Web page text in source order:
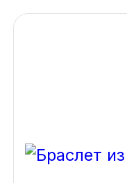
Казань